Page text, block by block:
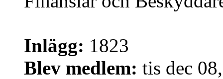
Inlägg: 1823
Blev medlem: tis dec